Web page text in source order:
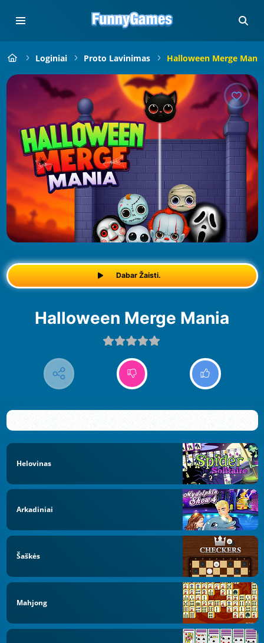
Loginiai Proto Lavinimas Halloween Merge Mania
Dabar Žaisti.
Halloween Merge Mania
Helovinas
Arkadiniai
Šaškės
Mahjong